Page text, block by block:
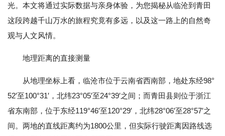
光。本文将通过实际数据与亲身体验，为您揭秘从临沧到青田
这段跨越千山万水的旅程究竟有多远，以及这一路上的自然奇
观与人文风情。
地理距离的直接测量
从地理坐标上看，临沧市位于云南省西南部，地处东经98°
52′至100°31′，北纬23°05′至24°39′之间；而青田县则位于浙江
省东南部，位于东经119°46′至120°29′，北纬28°06′至28°57′之
间。两地的直线距离约为1800公里，但实际行驶距离因路线选